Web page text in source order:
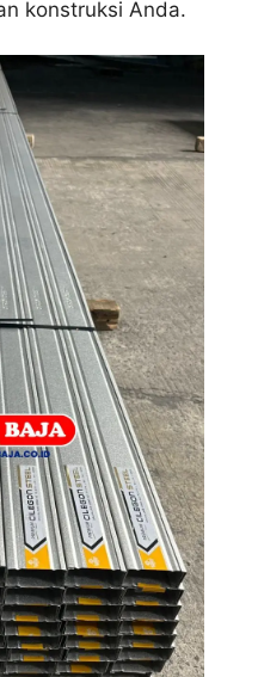
konstruksi Anda.